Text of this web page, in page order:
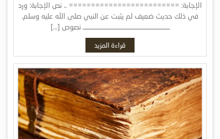
الإجابة: ========================= .. نص الإجابة: ورد
في ذلك حديث ضعيف لم يثبت عن النبي صلى الله عليه وسلم.
ـــــــــــــــــــــــــــــــــــــــــــــــــــــــــــ نصوص […]
قراءة المزيد